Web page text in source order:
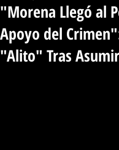
"Morena Llegó al
Apoyo del
"Alito" Tras Asumir